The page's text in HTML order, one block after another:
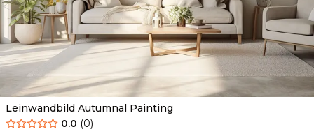
Leinwandbild Autumnal Painting
0.0 (0)
Ab 39.90 € 34.90